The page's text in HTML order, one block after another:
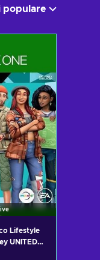
populare
Lifestyle
UNITED